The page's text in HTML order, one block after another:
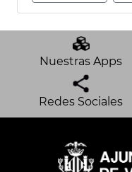
Nuestras Apps
Redes Sociales